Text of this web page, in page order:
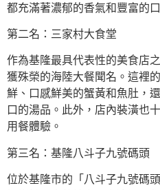
都充滿著濃郁的香氣和豐富的口
第二名：三家村大食堂
作為基隆最具代表性的美食店
獲殊榮的海陸大餐聞名。這裡
鮮、口感鮮美的蟹黃和魚肚，
口的湯品。此外，店內裝潢也
用餐體驗。
第三名：基隆八斗子九號碼頭
位於基隆市的「八斗子九號碼